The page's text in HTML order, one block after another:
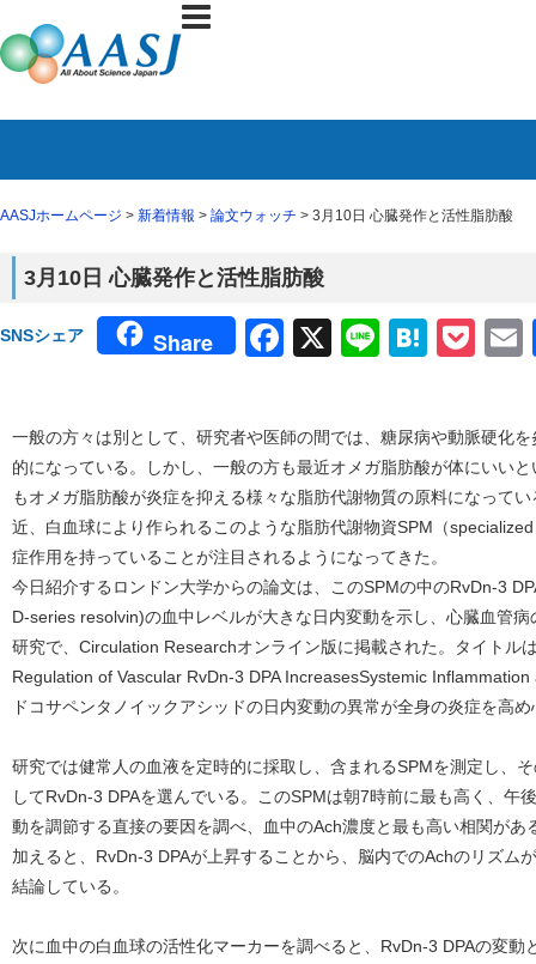
AASJホームページ > 新着情報 > 論文ウォッチ > 3月10日 心臓発作と活性脂肪酸
3月10日 心臓発作と活性脂肪酸
SNSシェア Share Facebook
X Line
一般の方々は別として、研究者や医師の間では、糖尿病や動脈硬化
的になっている。しかし、一般の方も最近オメガ脂肪酸が体にいい
もオメガ脂肪酸が炎症を抑える様々な脂肪代謝物質の原料になって
近、白血球により作られるこのような脂肪代謝物資SPM（
症作用を持っていることが注目されるようになってきた。
今日紹介するロンドン大学からの論文は、このSPMの中のRvDn-3
D-series resolvin)の血中レベルが大きな日内変動を示し、心臓血管
研究で、Circulation Researchオンライン版に掲載された。タイトル
Regulation of Vascular RvDn-3 DPA IncreasesSystemic
ドコサペンタノイックアシッドの日内変動の異常が全身の炎症を高
研究では健常人の血液を定時的に採取し、含まれるSPMを測定し、
してRvDn-3 DPAを選んでいる。このSPMは朝7時前に最も高く、午
動を調節する直接の要因を調べ、血中のAch濃度と最も高い相関が
加えると、RvDn-3 DPAが上昇することから、脳内でのAchのリズム
結論している。
次に血中の白血球の活性化マーカーを調べると、RvDn-3 DPAの変